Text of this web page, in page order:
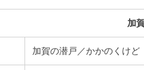
加
加賀の潜戸／かかのくけど